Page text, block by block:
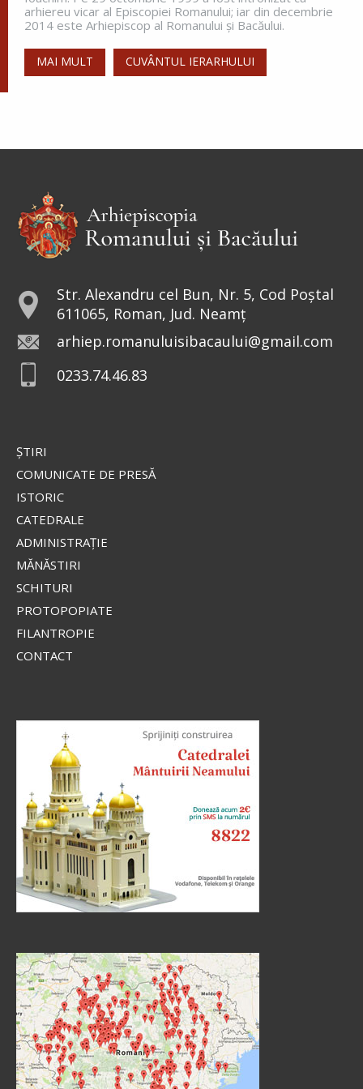
Sfânta Irina,
de bărbați, sfânta a avut curajul să
Sfântul Sfinţit Mucenic Narcis,
Cinstirea Sfintei Icoane a
îmbrăcată într-o mantie roșie strălucitoare și un
Fraților, lauda noastră aceasta este: mărturia
conștiinței noastre că am umblat în lume, și mai
cei ce zic că nu este înviere, și L-au întrebat, zicând:
Învățătorule, Moise a zis: «Dacă cineva moare
neavând copii, fratele...
doxologia.ro
Preia articolele Doxologia în site-ul tău!
arhiereu vicar al Episcopiei Romanului; iar din decembrie
2014 este Arhiepiscop al Romanului și Bacăului.
MAI MULT CUVÂNTUL IERARHULUI
Str. Alexandru cel Bun, Nr. 5, Cod Poștal
611065, Roman, Jud. Neamț
arhiep.romanuluisibacaului@gmail.com
0233.74.46.83
ŞTIRI
COMUNICATE DE PRESĂ
ISTORIC
CATEDRALE
ADMINISTRAŢIE
MĂNĂSTIRI
SCHITURI
PROTOPOPIATE
FILANTROPIE
CONTACT